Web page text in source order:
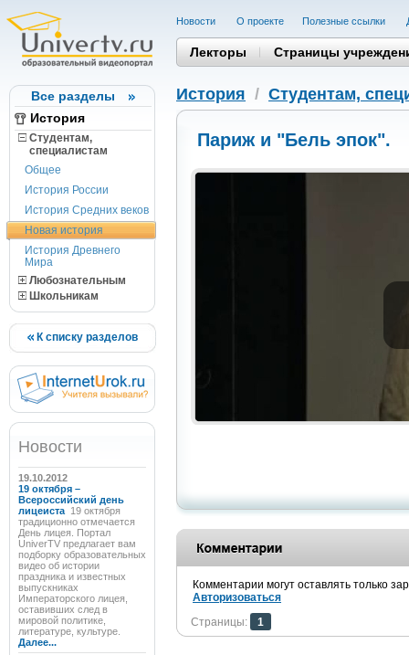
Все разделы
История
Студентам,
cпециалистам
Общее
История России
История Средних веков
Новая история
История Древнего
Мира
Любознательным
Школьникам
К списку разделов
Новости
19.10.2012
19 октября –
Всероссийский день
лицеиста 19 октября
традиционно отмечается
День лицея. Портал
UniverTV предлагает вам
подборку образовательных
видео об истории
праздника и известных
выпускниках
Императорского лицея,
оставивших след в
мировой политике,
литературе, культуре.
Далее...
Новости О проекте Полезные cсылки
Лекторы Страницы
История / Студентам,
Париж и "Бель эпок".
Комментарии могут оставлять только
Авторизоваться
Страницы:
1